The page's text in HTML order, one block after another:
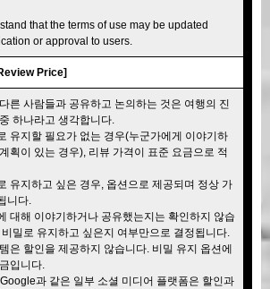
that the terms of use may be updated
or approval to users.
Price]
른 사람들과 공유하고 논의하는 것은 여행의 진
하나라고 생각합니다.
유지할 필요가 없는 경우(누군가에게 이야기하
획이 있는 경우), 리뷰 가격이 표준 요금으로 적
유지하고 싶은 경우, 옵션으로 제공되며 정상 가
니다.
대해 이야기하거나 공유했는지는 확인하지 않습
밀로 유지하고 싶은지 여부만으로 결정됩니다.
은 할인을 제공하지 않습니다. 비밀 유지 옵션에
입니다.
과 같은 일부 소셜 미디어 플랫폼은 할인과